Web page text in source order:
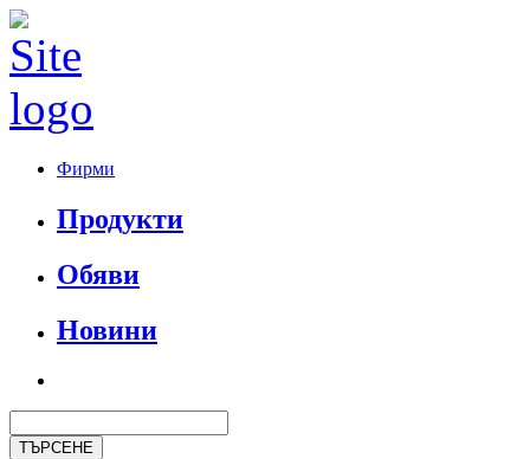
Фирми
Продукти
Обяви
Новини